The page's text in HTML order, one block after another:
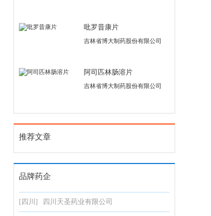
吡罗昔康片
吉林省博大制药股份有限公司
阿司匹林肠溶片
吉林省博大制药股份有限公司
推荐文章
品牌药企
[四川] 四川天圣药业有限公司